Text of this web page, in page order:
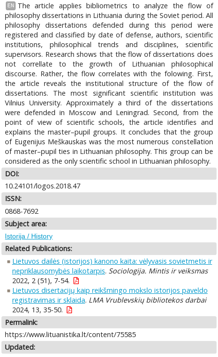
EN
The article applies bibliometrics to analyze the flow of
philosophy dissertations in Lithuania during the Soviet period. All
philosophy dissertations defended during this period were
registered and classified by date of defense, authors, scientific
institutions, philosophical trends and disciplines, scientific
supervisors. Research shows that the flow of dissertations does
not correllate to the growth of Lithuanian philosophical
discourse. Rather, the flow correlates with the folowing. First,
the article reveals the institutional structure of the flow of
dissertations. The most significant scientific institution was
Vilnius University. Approximately a third of the dissertations
were defended in Moscow and Leningrad. Second, from the
point of view of scientific schools, the article identifies and
explains the master–pupil groups. It concludes that the group
of Eugenijus Meškauskas was the most numerous constellation
of master–pupil ties in Lithuanian philosophy. This group can be
considered as the only scientific school in Lithuanian philosophy.
DOI:
10.24101/logos.2018.47
ISSN:
0868-7692
Subject area:
Istorija / History
Related Publications:
Lietuvos dailės (istorijos) kanono kaita: vėlyvasis sovietmetis ir
nepriklausomybės laikotarpis. Sociologija. Mintis ir veiksmas
2022, 2 (51), 7-54.
Lietuvos disertacijų kaip reikšmingo mokslo istorijos paveldo
registravimas ir sklaida. LMA Vrublevskių bibliotekos darbai
2024, 13, 35-50.
Permalink:
https://www.lituanistika.lt/content/75585
Updated: